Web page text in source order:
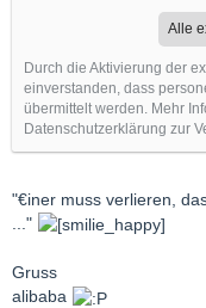
Alle
Durch die Aktivierung der
einverstanden, dass
übermittelt werden. Mehr
Datenschutzerklärung zur
"€iner muss verlieren,
..."
Gruss
alibaba